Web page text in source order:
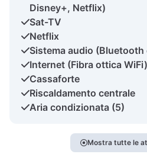
Disney+, Netflix)
Sat-TV
Netflix
Sistema audio (Bluetooth
Internet (Fibra ottica WiFi)
Cassaforte
Riscaldamento centrale
Aria condizionata (5)
Mostra tutte le